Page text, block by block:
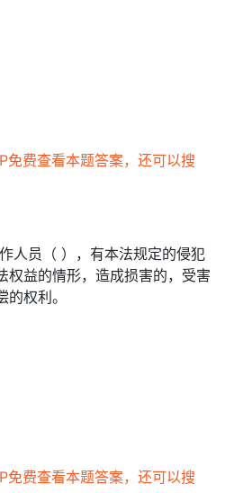
免费查看本题答案，还可以搜
人员（ ），有本法规定的侵犯
权益的情形，造成损害的，受害
权利。
免费查看本题答案，还可以搜